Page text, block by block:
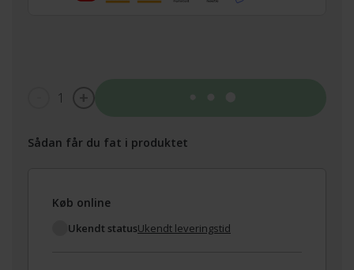
1
Sådan får du fat i produktet
Køb online
Ukendt statusUkendt leveringstid